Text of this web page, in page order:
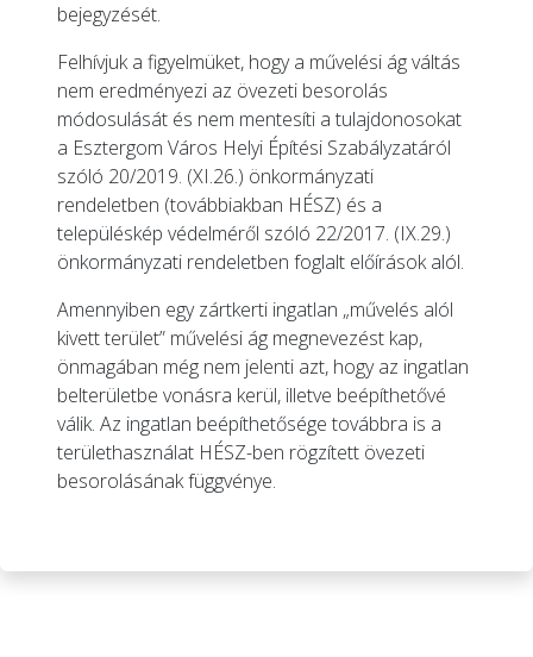
bejegyzését.
Felhívjuk a figyelmüket, hogy a művelési ág váltás
nem eredményezi az övezeti besorolás
módosulását és nem mentesíti a tulajdonosokat
a Esztergom Város Helyi Építési Szabályzatáról
szóló 20/2019. (XI.26.) önkormányzati
rendeletben (továbbiakban HÉSZ) és a
településkép védelméről szóló 22/2017. (IX.29.)
önkormányzati rendeletben foglalt előírások alól.
Amennyiben egy zártkerti ingatlan „művelés alól
kivett terület” művelési ág megnevezést kap,
önmagában még nem jelenti azt, hogy az ingatlan
belterületbe vonásra kerül, illetve beépíthetővé
válik. Az ingatlan beépíthetősége továbbra is a
területhasználat HÉSZ-ben rögzített övezeti
besorolásának függvénye.